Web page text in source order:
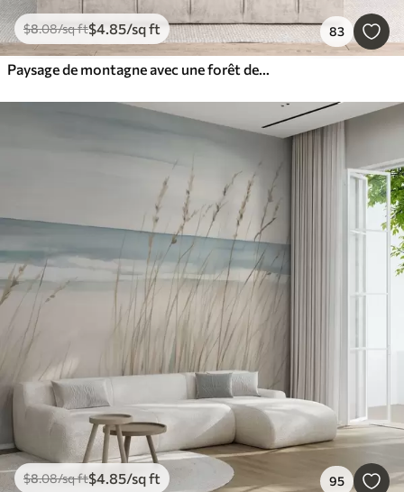
$8.08/sq ft$4.85/sq ft 83
Paysage de montagne avec une forêt de pins et des montagnes étagées à l'aube avec un léger brouillard aquarelle imitation art
$8.08/sq ft$4.85/sq ft 95